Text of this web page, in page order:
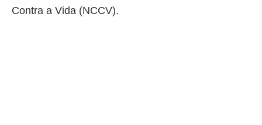
Contra a Vida (NCCV).